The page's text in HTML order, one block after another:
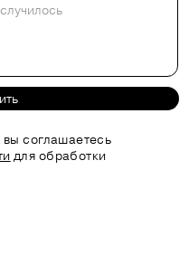
соглашаетесь
для обработки